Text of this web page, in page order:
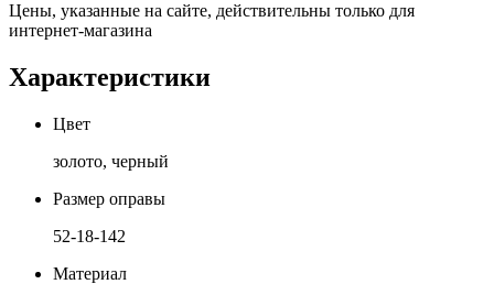
Цены, указанные на сайте, действительны только для
интернет-магазина
Характеристики
Цвет
золото, черный
Размер оправы
52-18-142
Материал